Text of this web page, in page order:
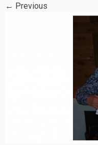
← Previous